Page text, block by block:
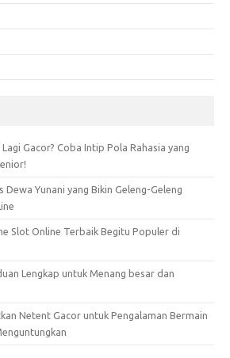
Gacor? Coba Intip Pola Rahasia yang
Yunani yang Bikin Geleng-Geleng
Slot Online Terbaik Begitu Populer di
Lengkap untuk Menang besar dan
Netent Gacor untuk Pengalaman Bermain